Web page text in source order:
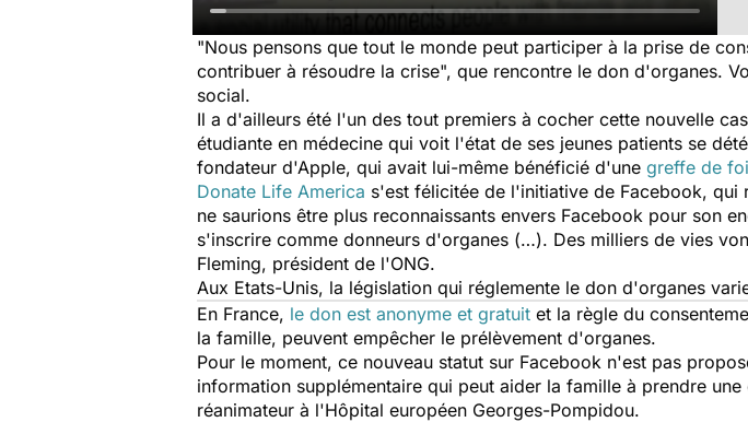
"Nous pensons que tout le monde peut participer à la prise de
contribuer à résoudre la crise", que rencontre le don d'organes.
social.
Il a d'ailleurs été l'un des tout premiers à cocher cette nouvelle
étudiante en médecine qui voit l'état de ses jeunes patients se
fondateur d'Apple, qui avait lui-même bénéficié d'une greffe de
Donate Life America s'est félicitée de l'initiative de Facebook, qui
ne saurions être plus reconnaissants envers Facebook pour son
s'inscrire comme donneurs d'organes (…). Des milliers de vies
Fleming, président de l'ONG.
Aux Etats-Unis, la législation qui réglemente le don d'organes
En France, le don est anonyme et gratuit et la règle du
la famille, peuvent empêcher le prélèvement d'organes.
Pour le moment, ce nouveau statut sur Facebook n'est pas
information supplémentaire qui peut aider la famille à prendre
réanimateur à l'Hôpital européen Georges-Pompidou.